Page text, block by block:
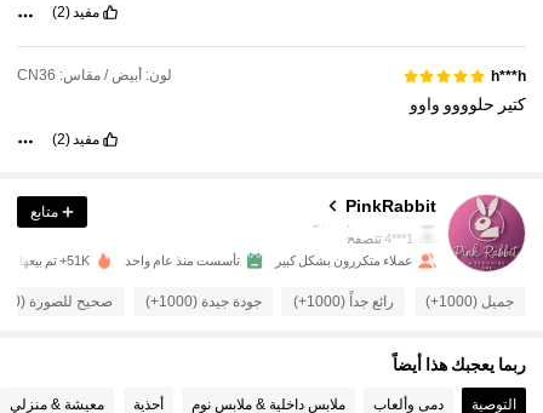
مفيد(2)
h***h لون: أبيض / مقاس: CN36
كتير حلوووو واوو
مفيد (2)
PinkRabbit
4.92
1***4
تتصفح
4.92
4.92 1.7K متابعون
4.92
متابع
عملاء متكررون بشكل كبير تأسست منذ عام واحد 51K+ تم بيعها مؤخرًا
جميل (1000+) رائع جداً (1000+) جودة جيدة (1000+) صحيح للصورة (700+)
ربما يعجبك هذا أيضاً
التوصية دمى وألعاب ملابس داخلية & ملابس نوم أحذية معيشة & منزلي